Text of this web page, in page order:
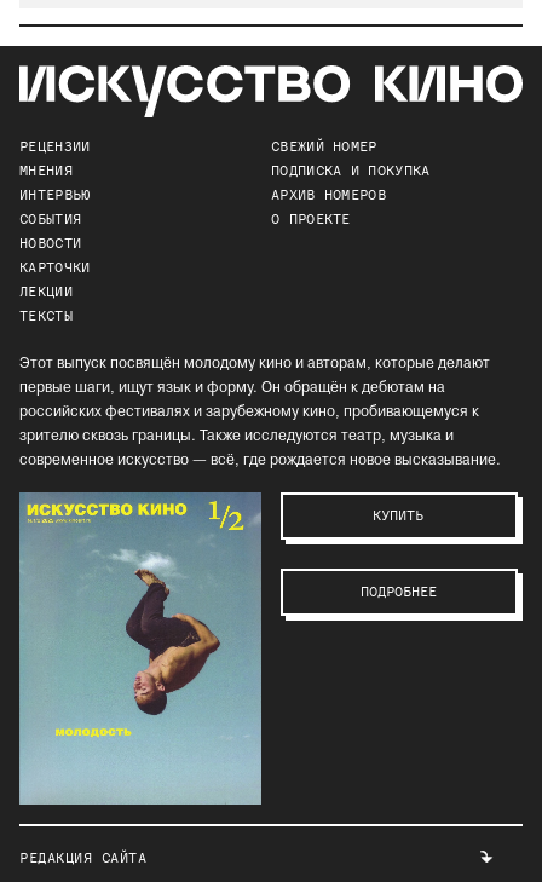
РЕЦЕНЗИИ
МНЕНИЯ
ИНТЕРВЬЮ
СОБЫТИЯ
НОВОСТИ
КАРТОЧКИ
ЛЕКЦИИ
ТЕКСТЫ
СВЕЖИЙ НОМЕР
ПОДПИСКА И ПОКУПКА
АРХИВ НОМЕРОВ
О ПРОЕКТЕ
Этот выпуск посвящён молодому кино и авторам, которые делают
первые шаги, ищут язык и форму. Он обращён к дебютам на
российских фестивалях и зарубежному кино, пробивающемуся к
зрителю сквозь границы. Также исследуются театр, музыка и
современное искусство — всё, где рождается новое высказывание.
КУПИТЬ
ПОДРОБНЕЕ
РЕДАКЦИЯ САЙТА